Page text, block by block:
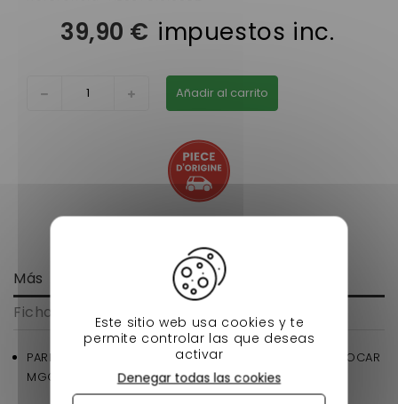
39,90 € impuestos inc.
Añadir al carrito
Más
Ficha técnica
PARE BOUE AVANT POUR VOITURE SANS PERMIS MICROCAR
MGO CONDUCTEUR D'ORIGINE
Este sitio web usa cookies y te
permite controlar las que deseas
activar
Denegar todas las cookies